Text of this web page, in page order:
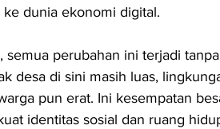
ke dunia ekonomi digital.
semua perubahan ini terjadi
desa di sini masih luas,
pun erat. Ini kesempatan
identitas sosial dan ruang